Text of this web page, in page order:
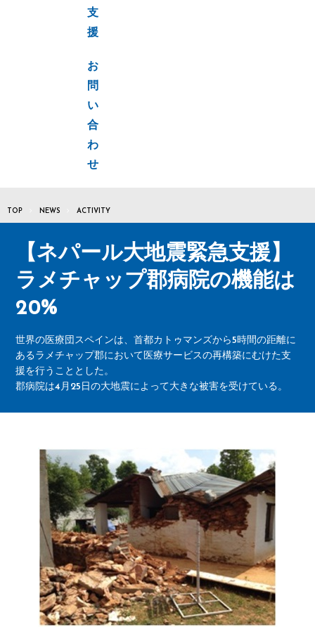
支
援
お
問
い
合
わ
せ
TOP NEWS ACTIVITY
【ネパール大地震緊急支援】
ラメチャップ郡病院の機能は
20%
世界の医療団スペインは、首都カトゥマンズから5時間の距離に
あるラメチャップ郡において医療サービスの再構築にむけた支
援を行うこととした。
郡病院は4月25日の大地震によって大きな被害を受けている。